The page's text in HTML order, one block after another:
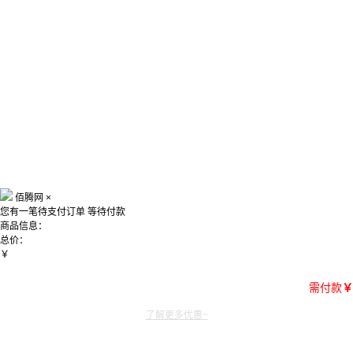
佰腾网 ×
您有一笔待支付订单 等待付款
商品信息：
总价：
￥
需付款￥
了解更多优惠~